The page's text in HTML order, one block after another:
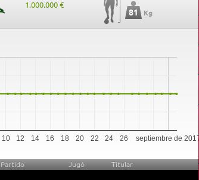
1.000.000 €
81 Kg
septiembre de 2017
10 12 14 16 18 20 22 24 26
Partido Jugó Titular